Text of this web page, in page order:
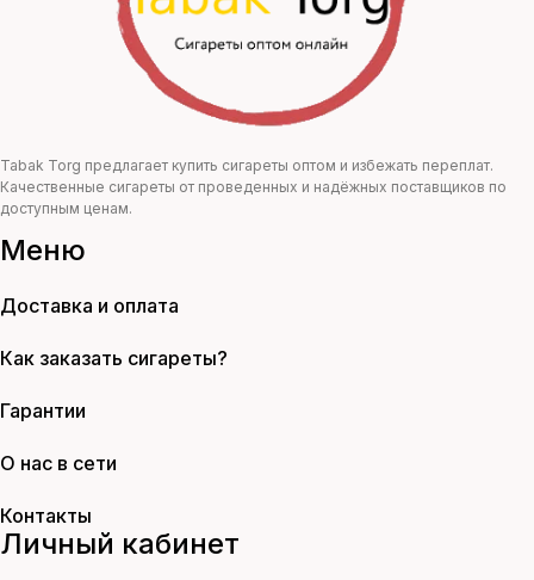
Tabak Torg предлагает купить сигареты оптом и избежать переплат.
Качественные сигареты от проведенных и надёжных поставщиков по
доступным ценам.
Меню
Доставка и оплата
Как заказать сигареты?
Гарантии
О нас в сети
Контакты
Личный кабинет